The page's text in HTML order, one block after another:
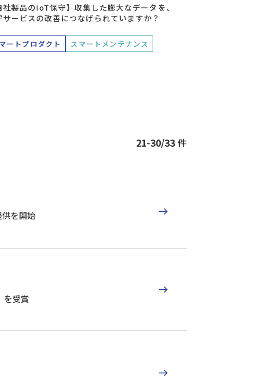
社製品のIoT保守】収集した膨大なデータを、
サービスの改善につなげられていますか？
ートプロダクト スマートメンテナンス
21-30/33件
を開始
を受賞